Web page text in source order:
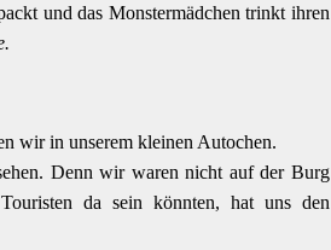
und das Monstermädchen trinkt ihren
wir in unserem kleinen Autochen.
Denn wir waren nicht auf der Burg
da sein könnten, hat uns den